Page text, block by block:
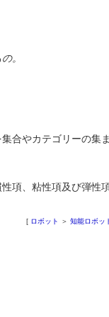
。
合やカテゴリーの集ま
項、粘性項及び弾性
[ ロボット ＞ 知能ロボッ